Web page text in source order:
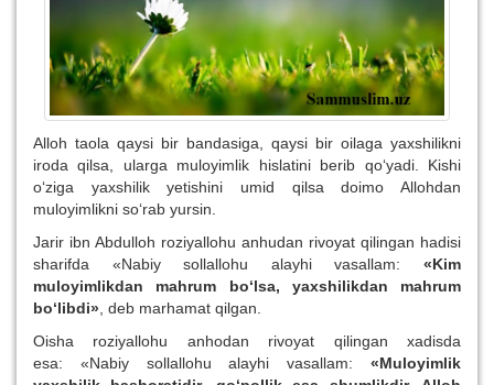
Alloh taola qaysi bir bandasiga, qaysi bir oilaga yaxshilikni
iroda qilsa, ularga muloyimlik hislatini berib qo‘yadi. Kishi
o‘ziga yaxshilik yetishini umid qilsa doimo Allohdan
muloyimlikni so‘rab yursin.
Jarir ibn Abdulloh roziyallohu anhudan rivoyat qilingan hadisi
sharifda «Nabiy sollallohu alayhi vasallam: «Kim
muloyimlikdan mahrum bo‘lsa, yaxshilikdan mahrum
bo‘libdi» , deb marhamat qilgan.
Oisha roziyallohu anhodan rivoyat qilingan xadisda
esa: «Nabiy sollallohu alayhi vasallam: «Muloyimlik